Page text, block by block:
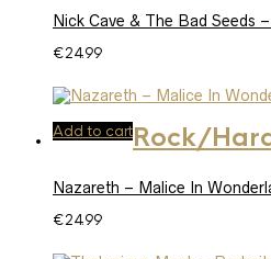
Nick Cave & The Bad Seeds
€24.99
Add to cartRock/
Nazareth – Malice In
€24.99